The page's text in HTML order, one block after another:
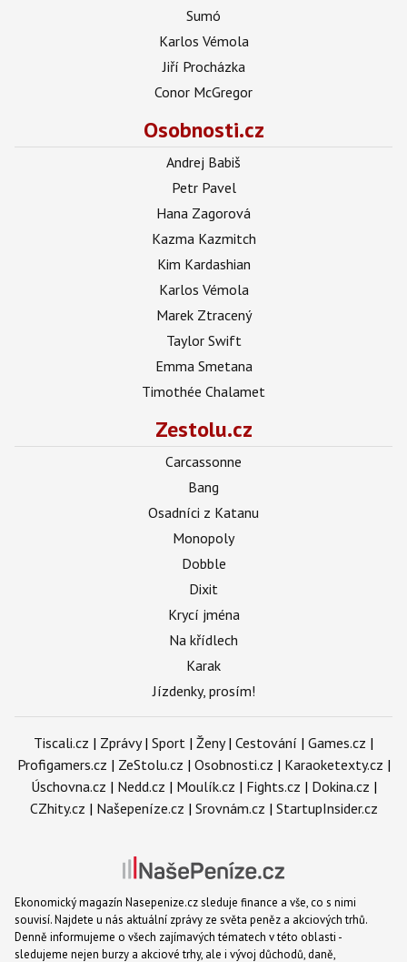
Sumó
Karlos Vémola
Jiří Procházka
Conor McGregor
Osobnosti.cz
Andrej Babiš
Petr Pavel
Hana Zagorová
Kazma Kazmitch
Kim Kardashian
Karlos Vémola
Marek Ztracený
Taylor Swift
Emma Smetana
Timothée Chalamet
Zestolu.cz
Carcassonne
Bang
Osadníci z Katanu
Monopoly
Dobble
Dixit
Krycí jména
Na křídlech
Karak
Jízdenky, prosím!
Tiscali.cz | Zprávy| Sport | Ženy| Cestování | Games.cz |
Profigamers.cz | ZeStolu.cz | Osobnosti.cz | Karaoketexty.cz |
Úschovna.cz | Nedd.cz | Moulík.cz | Fights.cz | Dokina.cz |
CZhity.cz | Našepeníze.cz | Srovnám.cz | StartupInsider.cz
Ekonomický magazín Nasepenize.cz sleduje finance a vše, co s nimi
souvisí. Najdete u nás aktuální zprávy ze světa peněz a akciových trhů.
Denně informujeme o všech zajímavých tématech v této oblasti -
sledujeme nejen burzy a akciové trhy, ale i vývoj důchodů, daně,